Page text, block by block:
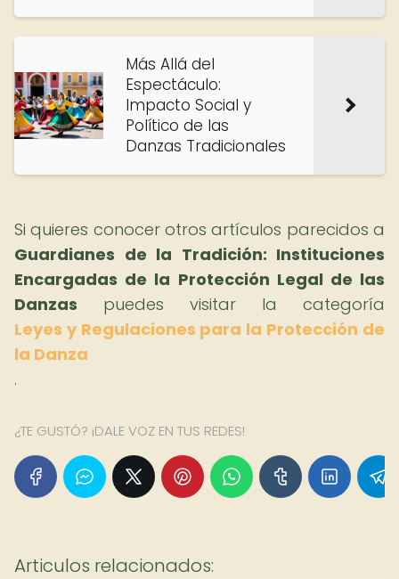
Más Allá del
Espectáculo:
Impacto Social y
Político de las
Danzas Tradicionales
Si quieres conocer otros artículos parecidos a
Guardianes de la Tradición: Instituciones
Encargadas de la Protección Legal de las
Danzas puedes visitar la categoría
Leyes y Regulaciones para la Protección de
la Danza
.
¿TE GUSTÓ? ¡DALE VOZ EN TUS REDES!
Articulos relacionados: